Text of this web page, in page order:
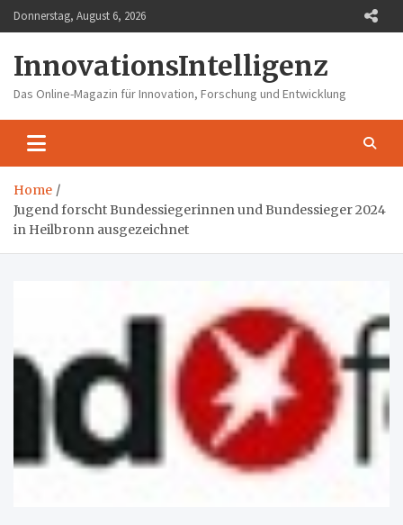
Skip
to
Donnerstag, August 6, 2026
InnovationsIntelligenz
Das Online-Magazin für Innovation, Forschung und Entwicklung
Home
Jugend forscht Bundessiegerinnen und Bundessieger 2024
in Heilbronn ausgezeichnet